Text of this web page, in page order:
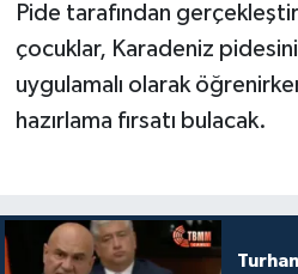
Pide tarafından
çocuklar, Karadeniz
uygulamalı olarak
hazırlama fırsatı bulacak.